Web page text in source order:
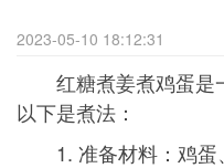
2023-05-10 18:12:31
红糖煮姜煮鸡蛋是一
以下是煮法：
1. 准备材料：鸡蛋